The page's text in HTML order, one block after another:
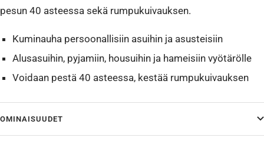
pesun 40 asteessa sekä rumpukuivauksen.
Kuminauha persoonallisiin asuihin ja asusteisiin
Alusasuihin, pyjamiin, housuihin ja hameisiin vyötärölle
Voidaan pestä 40 asteessa, kestää rumpukuivauksen
OMINAISUUDET